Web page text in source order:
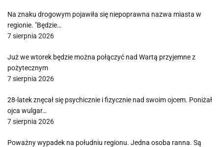
Na znaku drogowym pojawiła się niepoprawna nazwa miasta w
regionie. "Będzie…
7 sierpnia 2026
Już we wtorek będzie można połączyć nad Wartą przyjemne z
pożytecznym
7 sierpnia 2026
28-latek znęcał się psychicznie i fizycznie nad swoim ojcem. Poniżał
ojca wulgar…
7 sierpnia 2026
Poważny wypadek na południu regionu. Jedna osoba ranna. Są